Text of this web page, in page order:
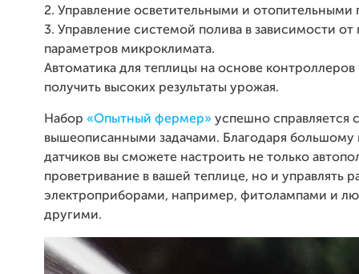
2. Управление осветительными и отопительными
3. Управление системой полива в зависимости от
параметров микроклимата.
Автоматика для теплицы на основе контроллеров
получить высоких результаты урожая.
Набор «Опытный фермер» успешно справляется с
вышеописанными задачами. Благодаря большому
датчиков вы сможете настроить не только
проветривание в вашей теплице, но и управлять
электроприборами, например, фитолампами и
другими.